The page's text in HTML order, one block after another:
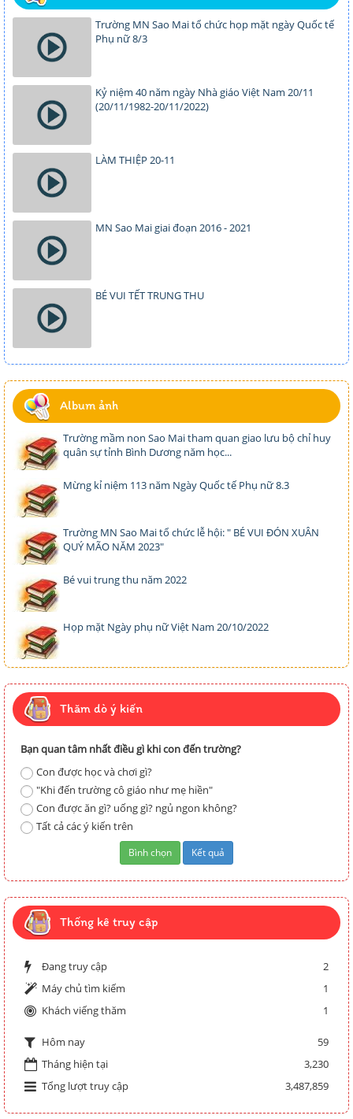
Trường MN Sao Mai tổ chức họp mặt ngày Quốc tế
Phụ nữ 8/3
Kỷ niệm 40 năm ngày Nhà giáo Việt Nam 20/11
(20/11/1982-20/11/2022)
LÀM THIỆP 20-11
MN Sao Mai giai đoạn 2016 - 2021
BÉ VUI TẾT TRUNG THU
Album ảnh
Trường mầm non Sao Mai tham quan giao lưu bộ chỉ huy
quân sự tỉnh Bình Dương năm học...
Mừng kỉ niệm 113 năm Ngày Quốc tế Phụ nữ 8.3
Trường MN Sao Mai tổ chức lễ hội: " BÉ VUI ĐÓN XUÂN
QUÝ MÃO NĂM 2023"
Bé vui trung thu năm 2022
Họp mặt Ngày phụ nữ Việt Nam 20/10/2022
Thăm dò ý kiến
Bạn quan tâm nhất điều gì khi con đến trường?
Con được học và chơi gì?
"Khi đến trường cô giáo như mẹ hiền"
Con được ăn gì? uống gì? ngủ ngon không?
Tất cả các ý kiến trên
Thống kê truy cập
Đang truy cập
2
Máy chủ tìm kiếm
1
Khách viếng thăm
1
Hôm nay
59
Tháng hiện tại
3,230
Tổng lượt truy cập
3,487,859